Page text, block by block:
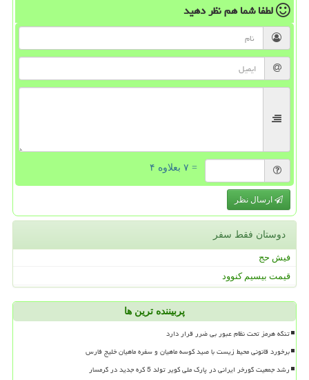
لطفا شما همنظر دهید
= ۷ بعلاوه ۴
ارسال نظر
دوستان فقط سفر
فیش حج
قیمت بیسیم کنوود
پربیننده ترین ها
تنگه هرمز تحت نظام عبور بی ضرر قرار دارد
برخورد قانونی محیط زیست با صید کوسه ماهیان و سفره ماهیان خلیج فارس
رشد جمعیت گورخر ایرانی در پارک ملی کویر تولد 5 کره جدید در گرمسار